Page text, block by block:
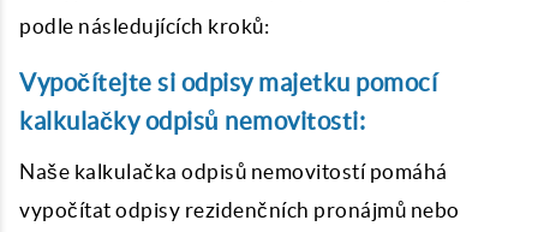
podle následujících kroků:
Vypočítejte si odpisy majetku pomocí
kalkulačky odpisů nemovitosti:
Naše kalkulačka odpisů nemovitostí pomáhá
vypočítat odpisy rezidenčních pronájmů nebo